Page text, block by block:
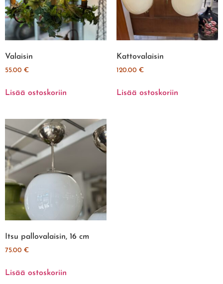
Valaisin
55.00 €
Lisää ostoskoriin
Kattovalaisin
120.00 €
Lisää ostoskoriin
Itsu pallovalaisin, 16 cm
75.00 €
Lisää ostoskoriin